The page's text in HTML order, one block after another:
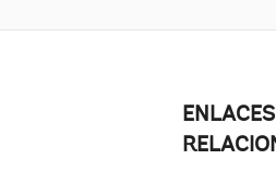
ENLACES